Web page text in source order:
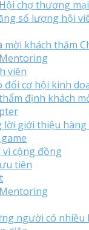
chợ thương mại
số lượng hội
khách thăm
viên
đổi cơ hội kinh
định khách
lời giới thiệu
vì cộng đồng
tiên
người có nhiều